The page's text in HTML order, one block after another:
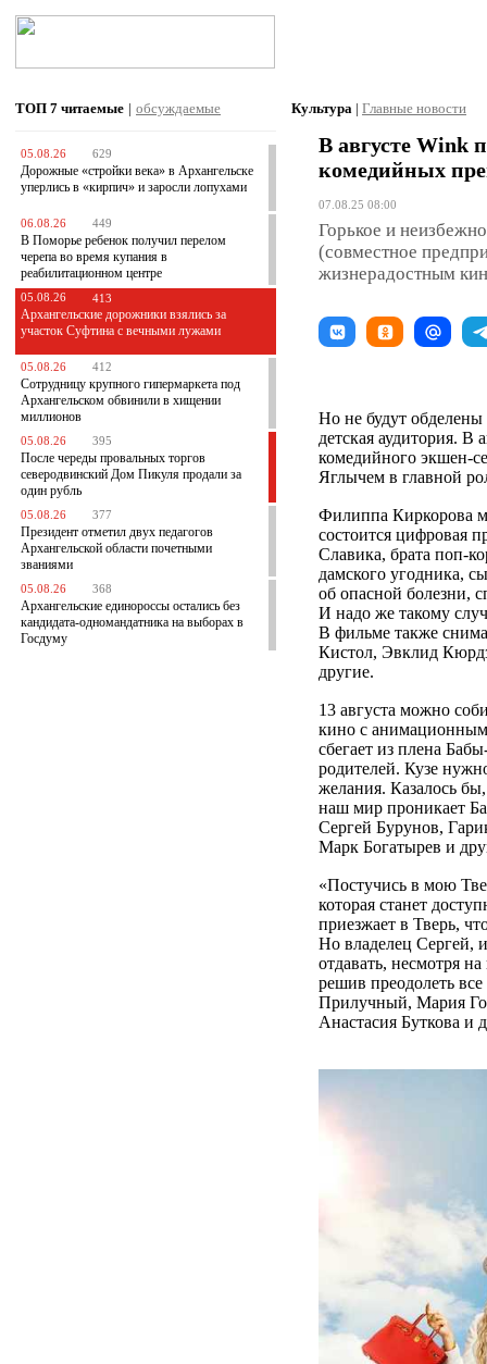
ТОП 7 читаемые | обсуждаемые
05.08.26 629
Дорожные «стройки века» в Архангельске
уперлись в «кирпич» и заросли лопухами
06.08.26 449
В Поморье ребенок получил перелом
черепа во время купания в
реабилитационном центре
05.08.26 413
Архангельские дорожники взялись за
участок Суфтина с вечными лужами
05.08.26 412
Сотрудницу крупного гипермаркета под
Архангельском обвинили в хищении
миллионов
05.08.26 395
После череды провальных торгов
северодвинский Дом Пикуля продали за
один рубль
05.08.26 377
Президент отметил двух педагогов
Архангельской области почетными
званиями
05.08.26 368
Архангельские единороссы остались без
кандидата-одномандатника на выборах в
Госдуму
Культура | Главные новости
В августе Wink
комедийных
07.08.25 08:00
Горькое и
(совместное
жизнерадостным
Но не будут
детская аудитория. В
комедийного экшен-
Яглычем в главной
Филиппа Киркорова
состоится цифровая
Славика, брата поп-
дамского угодника,
об опасной болезни,
И надо же такому
В фильме также
Кистол, Эвклид
другие.
13 августа можно
кино с
сбегает из плена
родителей. Кузе
желания. Казалось
наш мир проникает
Сергей Бурунов,
Марк Богатырев и
«Постучись в мою
которая станет
приезжает в Тверь,
Но владелец Сергей,
отдавать, несмотря
решив преодолеть
Прилучный, Мария
Анастасия Буткова и